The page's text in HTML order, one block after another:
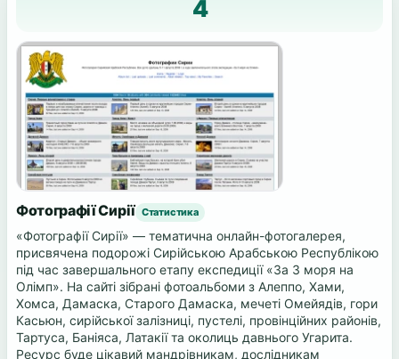
4
Фотографії Сирії Статистика
«Фотографії Сирії» — тематична онлайн-фотогалерея,
присвячена подорожі Сирійською Арабською Республікою
під час завершального етапу експедиції «За 3 моря на
Олімп». На сайті зібрані фотоальбоми з Алеппо, Хами,
Хомса, Дамаска, Старого Дамаска, мечеті Омейядів, гори
Касьюн, сирійської залізниці, пустелі, провінційних районів,
Тартуса, Баніяса, Латакії та околиць давнього Угарита.
Ресурс буде цікавий мандрівникам, дослідникам